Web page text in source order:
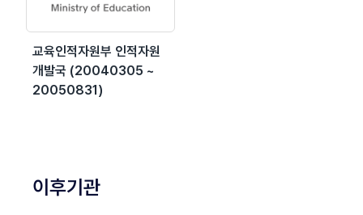
교육인적자원부 인적자원
개발국 (20040305 ~
20050831)
이후기관